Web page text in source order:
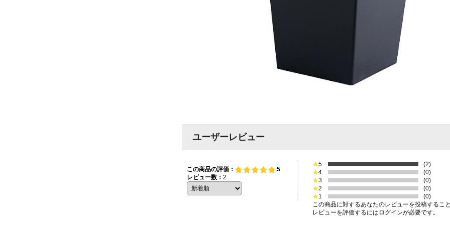
ユーザーレビュー
この商品の評価：
5
レビュー数： 2
★5
(2)
★4
(0)
★3
(0)
★2
(0)
★1
(0)
この商品に対するあなたのレビューを投稿するこ
レビューを評価するには ログインが必要です。